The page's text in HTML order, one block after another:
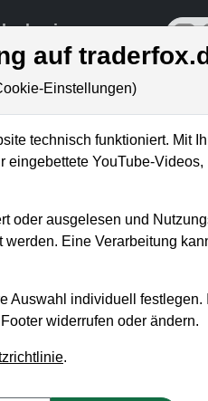
nach
auf
Einstellungen)
technisch funktioniert. Mit
eingebettete YouTube-Videos,
oder ausgelesen und
Eine Verarbeitung
Auswahl individuell
widerrufen oder ändern.
.